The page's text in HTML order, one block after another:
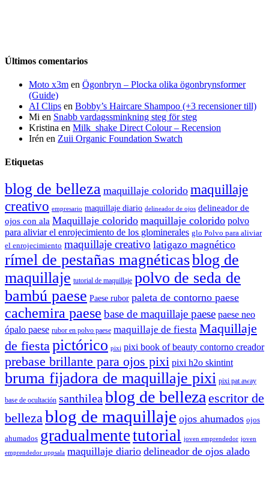
Últimos comentarios
Moto x3m en Ögonbryn – Plocka olika ögonbrynsformer
(Guide)
AI Clips en Bobby’s Haircare Shampoo (+3 recensioner till)
Mi en Snabb vardagssminkning steg för steg
Kristina en Milk_shake Direct Colour – Recension
Irén en Zuii Organic Foundation Swatch
Etiquetas
blog de belleza maquillaje colorido maquillaje
creativo empresario maquillaje diario delineador de ojos delineador de
ojos con ala Maquillaje colorido maquillaje colorido polvo
para aliviar el enrojecimiento de los glominerales glo Polvo para aliviar
el enrojecimiento maquillaje creativo latigazo magnético
rímel de pestañas magnéticasblog de
maquillaje tutorial de maquillaje polvo de seda de
bambú paese Paese rubor paleta de contorno paese
cachemira paese base de maquillaje paese paese neo
ópalo paese rubor en polvo paese maquillaje de fiesta Maquillaje
de fiestapictórico pixi pixi book of beauty contorno creador
prebase brillante para ojos pixi pixi h2o skintint
bruma fijadora de maquillaje pixi pixi pat away
base de ocultación santhileablog de bellezaescritor de
bellezablog de maquillaje ojos ahumados ojos
ahumados gradualmentetutorial joven emprendedor joven
emprendedor uppsala maquillaje diario delineador de ojos alado